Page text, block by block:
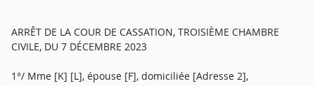
ARRÊT DE LA COUR DE CASSATION, TROISIÈME CHAMBRE
CIVILE, DU 7 DÉCEMBRE 2023
1°/ Mme [K] [L], épouse [F], domiciliée [Adresse 2],